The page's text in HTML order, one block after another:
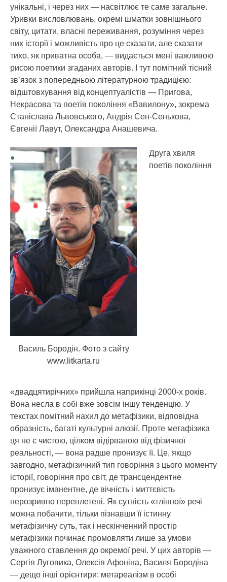
унікальні, і через них — насвітлює те саме загальне.
Уривки висловлювань, окремі шматки зовнішнього
світу, цитати, власні переживання, розуміння через
них історії і можливість про це сказати, але сказати
тихо, як приватна особа, — видається мені важливою
рисою поетики згаданих авторів. І тут помітний тісний
зв’язок з попередньою літературною традицією:
відштовхування від концептуалістів — Пригова,
Некрасова та поетів покоління «Вавилону», зокрема
Станіслава Львовського, Андрія Сен-Сенькова,
Євгенії Лавут, Олександра Анашевича.
Василь Бородін. Фото з сайту
www.litkarta.ru
Друга хвиля
поетів покоління
«двадцятирічних» прийшла наприкінці 2000-х років.
Вона несла в собі вже зовсім іншу тенденцію. У
текстах помітний нахил до метафізики, відповідна
образність, багаті культурні алюзії. Проте метафізика
ця не є чистою, цілком відірваною від фізичної
реальності, — вона радше пронизує її. Це, якщо
завгодно, метафізичний тип говоріння з цього моменту
історії, говоріння про світ, де трансцендентне
пронизує іманентне, де вічність і миттєвість
нерозривно переплетені. Як сутність «тлінної» речі
можна побачити, тільки пізнавши її істинну
метафізичну суть, так і нескінченний простір
метафізики починає промовляти лише за умови
уважного ставлення до окремої речі. У цих авторів —
Сергія Луговика, Олексія Афоніна, Василя Бородіна
— дещо інші орієнтири: метареалізм в особі